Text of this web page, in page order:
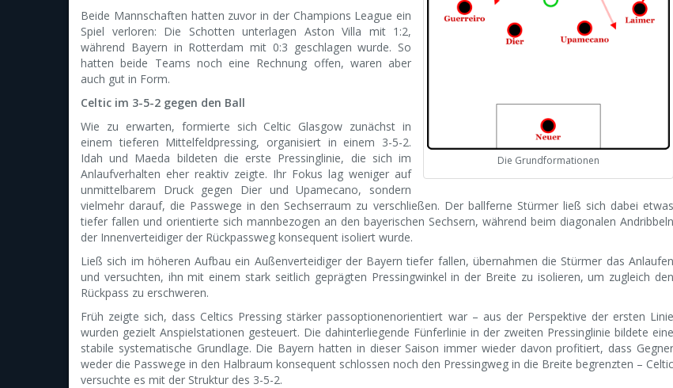
Die Grundformationen
Beide Mannschaften hatten zuvor in der Champions League ein
Spiel verloren: Die Schotten unterlagen Aston Villa mit 1:2,
während Bayern in Rotterdam mit 0:3 geschlagen wurde. So
hatten beide Teams noch eine Rechnung offen, waren aber
auch gut in Form.
Celtic im 3-5-2 gegen den Ball
Wie zu erwarten, formierte sich Celtic Glasgow zunächst in
einem tieferen Mittelfeldpressing, organisiert in einem 3-5-2.
Idah und Maeda bildeten die erste Pressinglinie, die sich im
Anlaufverhalten eher reaktiv zeigte. Ihr Fokus lag weniger auf
unmittelbarem Druck gegen Dier und Upamecano, sondern
vielmehr darauf, die Passwege in den Sechserraum zu verschließen. Der ballferne Stürmer ließ sich dabei etwas
tiefer fallen und orientierte sich mannbezogen an den bayerischen Sechsern, während beim diagonalen Andribbeln
der Innenverteidiger der Rückpassweg konsequent isoliert wurde.
Ließ sich im höheren Aufbau ein Außenverteidiger der Bayern tiefer fallen, übernahmen die Stürmer das Anlaufen
und versuchten, ihn mit einem stark seitlich geprägten Pressingwinkel in der Breite zu isolieren, um zugleich den
Rückpass zu erschweren.
Früh zeigte sich, dass Celtics Pressing stärker passoptionenorientiert war – aus der Perspektive der ersten Linie
wurden gezielt Anspielstationen gesteuert. Die dahinterliegende Fünferlinie in der zweiten Pressinglinie bildete eine
stabile systematische Grundlage. Die Bayern hatten in dieser Saison immer wieder davon profitiert, dass Gegner
weder die Passwege in den Halbraum konsequent schlossen noch den Pressingweg in die Breite begrenzten – Celtic
versuchte es mit der Struktur des 3-5-2.